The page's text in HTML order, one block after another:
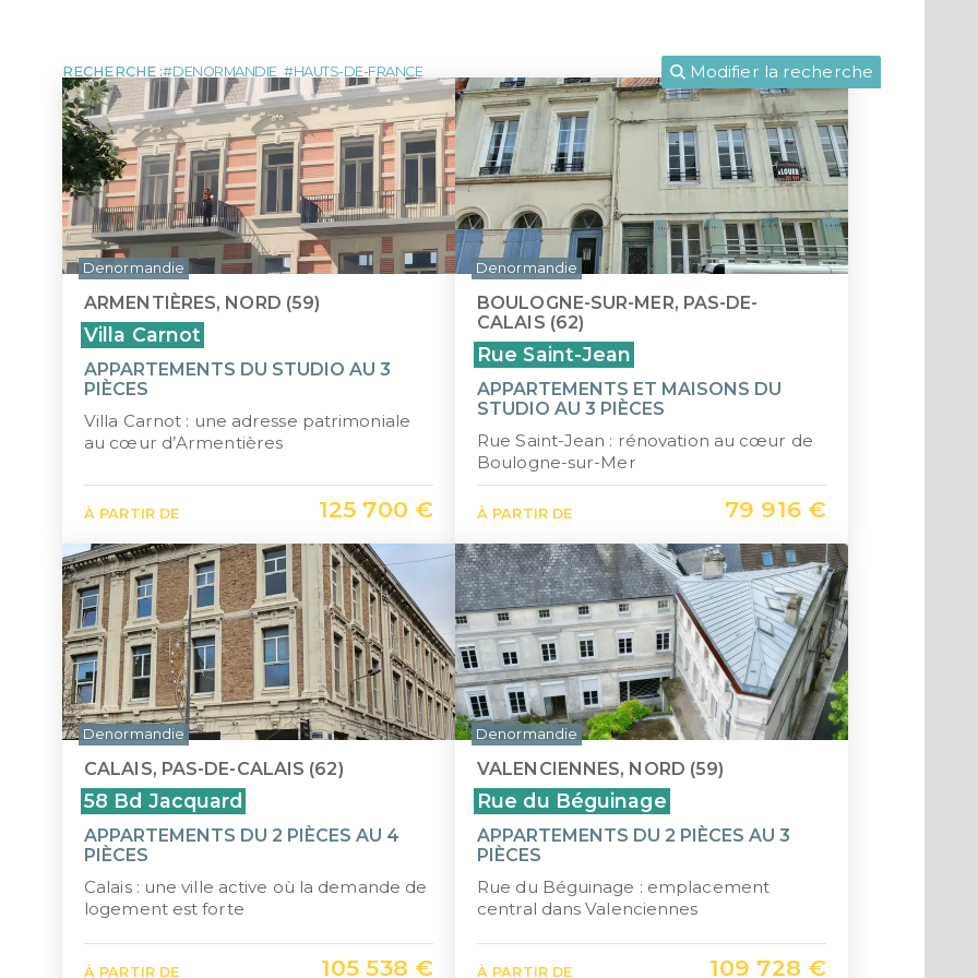
MONUMENTS HISTORIQUES
CIIC (CORSE)
ÎLE MAURICE LMP/LMNP
Nue-propriété
LLI
CIIC (Corse)
Maurice (non-résident)
PTZ
TVA réduite
RECHERCHE : DENORMANDIE HAUTS-DE-FRANCE Modifier la recherche
ARMENTIÈRES, NORD (59)
Villa Carnot
APPARTEMENTS DU STUDIO AU 3
PIÈCES
Villa Carnot : une adresse patrimoniale
au cœur d’Armentières
À PARTIR DE 125 700 €
Denormandie
BOULOGNE-SUR-MER, PAS-DE-
CALAIS (62)
Rue Saint-Jean
APPARTEMENTS ET MAISONS DU
STUDIO AU 3 PIÈCES
Rue Saint-Jean : rénovation au cœur de
Boulogne-sur-Mer
À PARTIR DE 79 916 €
Denormandie
CALAIS, PAS-DE-CALAIS (62)
58 Bd Jacquard
APPARTEMENTS DU 2 PIÈCES AU 4
PIÈCES
Calais : une ville active où la demande de
logement est forte
À PARTIR DE 105 538 €
Denormandie
VALENCIENNES, NORD (59)
Rue du Béguinage
APPARTEMENTS DU 2 PIÈCES AU 3
PIÈCES
Rue du Béguinage : emplacement
central dans Valenciennes
À PARTIR DE 109 728 €
Denormandie